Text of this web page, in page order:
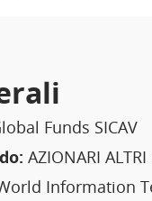
Funds SICAV
AZIONARI ALTRI
Information